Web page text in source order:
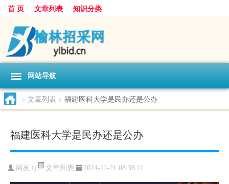
首 页 文章列表 知识分类
网站导航
> 文章列表 > 福建医科大学是民办还是公办
福建医科大学是民办还是公办
网友:fj 文章列表 2024-11-21 08:38:11